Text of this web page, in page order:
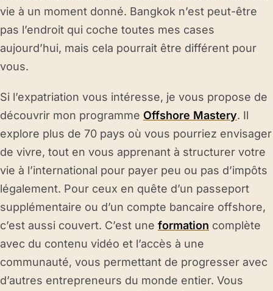
vie à un moment donné. Bangkok n’est peut-être
pas l’endroit qui coche toutes mes cases
aujourd’hui, mais cela pourrait être différent pour
vous.
Si l’expatriation vous intéresse, je vous propose de
découvrir mon programme Offshore Mastery. Il
explore plus de 70 pays où vous pourriez envisager
de vivre, tout en vous apprenant à structurer votre
vie à l’international pour payer peu ou pas d’impôts
légalement. Pour ceux en quête d’un passeport
supplémentaire ou d’un compte bancaire offshore,
c’est aussi couvert. C’est une formation complète
avec du contenu vidéo et l’accès à une
communauté, vous permettant de progresser avec
d’autres entrepreneurs du monde entier. Vous